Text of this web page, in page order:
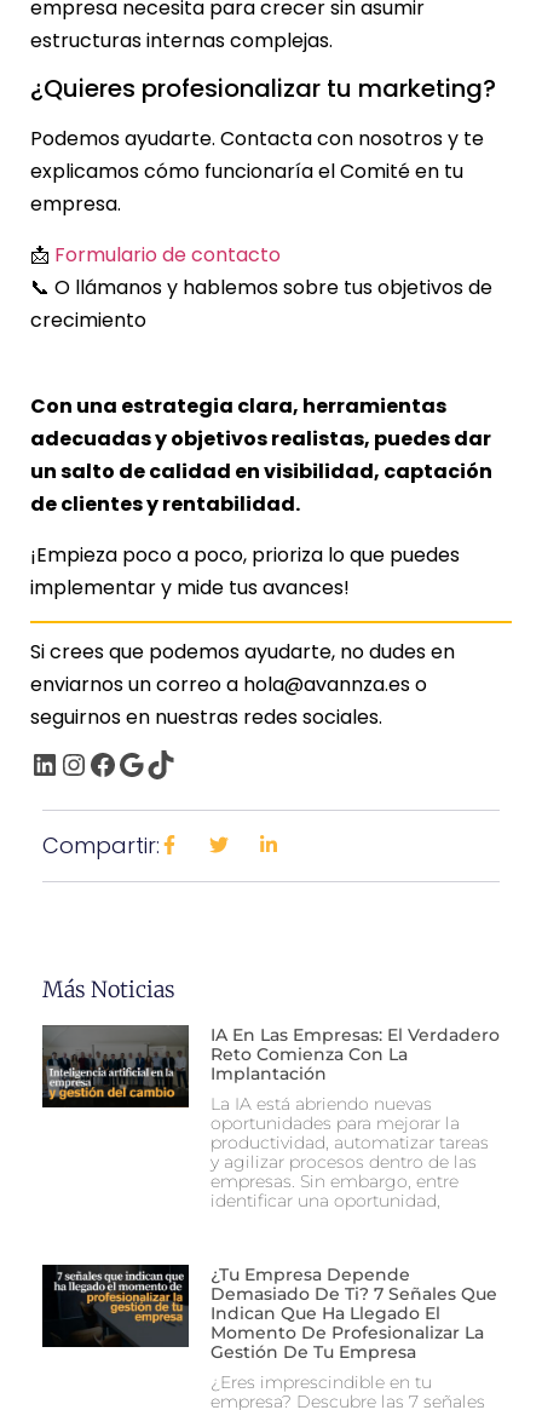
empresa necesita para crecer sin asumir
estructuras internas complejas.
¿Quieres profesionalizar tu marketing?
Podemos ayudarte. Contacta con nosotros y te
explicamos cómo funcionaría el Comité en tu
empresa.
📩 Formulario de contacto
📞 O llámanos y hablemos sobre tus objetivos de
crecimiento
Con una estrategia clara, herramientas
adecuadas y objetivos realistas, puedes dar
un salto de calidad en visibilidad, captación
de clientes y rentabilidad.
¡Empieza poco a poco, prioriza lo que puedes
implementar y mide tus avances!
Si crees que podemos ayudarte, no dudes en
enviarnos un correo a hola@avannza.es o
seguirnos en nuestras redes sociales.
Compartir:
Más Noticias
IA En Las Empresas: El Verdadero
Reto Comienza Con La
Implantación
La IA está abriendo nuevas
oportunidades para mejorar la
productividad, automatizar tareas
y agilizar procesos dentro de las
empresas. Sin embargo, entre
identificar una oportunidad,
¿Tu Empresa Depende
Demasiado De Ti? 7 Señales Que
Indican Que Ha Llegado El
Momento De Profesionalizar La
Gestión De Tu Empresa
¿Eres imprescindible en tu
empresa? Descubre las 7 señales